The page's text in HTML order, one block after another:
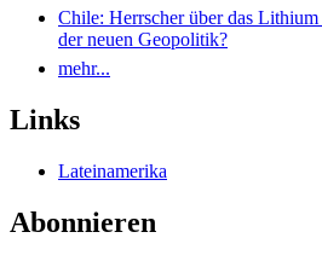
Chile: Herrscher über das
der neuen Geopolitik?
mehr...
Links
Lateinamerika
Abonnieren